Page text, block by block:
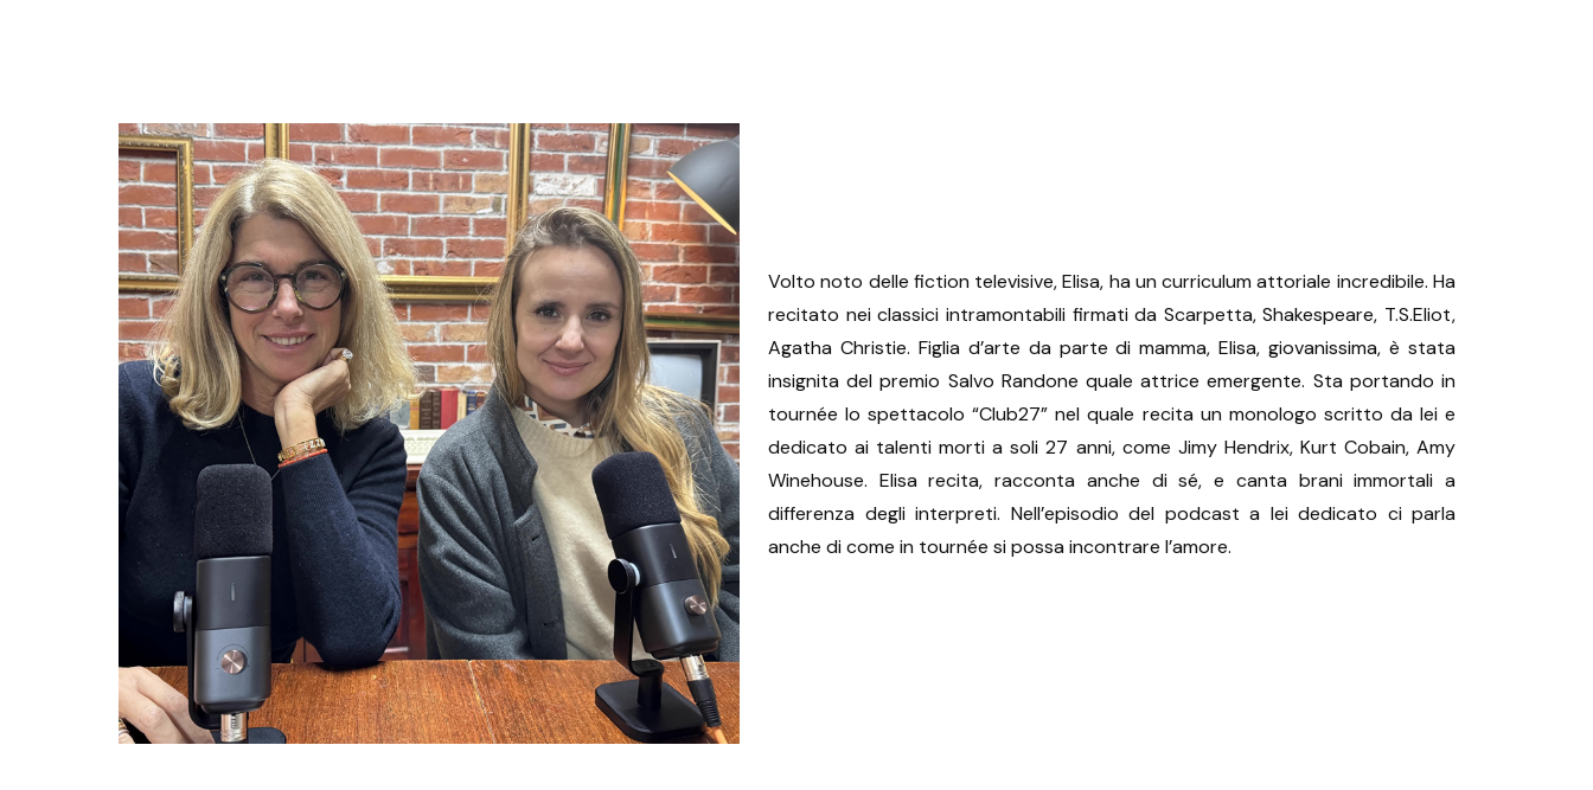
Volto noto delle fiction televisive, Elisa, ha un curriculum attoriale incredibile. Ha
recitato nei classici intramontabili firmati da Scarpetta, Shakespeare, T.S.Eliot,
Agatha Christie. Figlia d’arte da parte di mamma, Elisa, giovanissima, è stata
insignita del premio Salvo Randone quale attrice emergente. Sta portando in
tournée lo spettacolo “Club27” nel quale recita un monologo scritto da lei e
dedicato ai talenti morti a soli 27 anni, come Jimy Hendrix, Kurt Cobain, Amy
Winehouse. Elisa recita, racconta anche di sé, e canta brani immortali a
differenza degli interpreti. Nell’episodio del podcast a lei dedicato ci parla
anche di come in tournée si possa incontrare l’amore.